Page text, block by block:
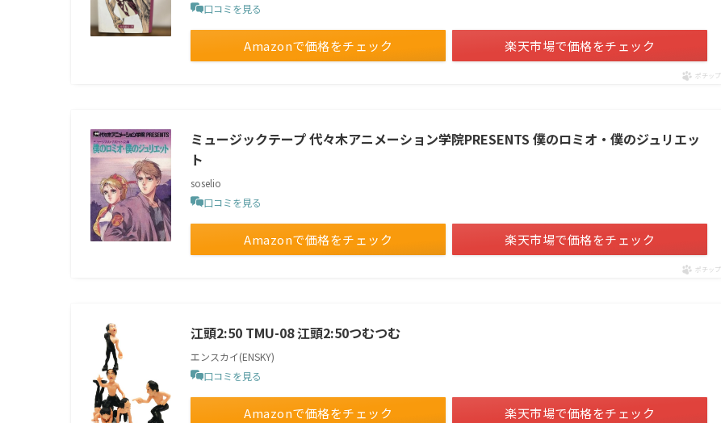
口コミを見る
Amazonで価格をチェック 楽天市場で価格をチェック
ポチップ
ミュージックテープ 代々木アニメーション学院PRESENTS 僕のロミオ・僕のジュリエッ
ト
soselio
口コミを見る
Amazonで価格をチェック 楽天市場で価格をチェック
ポチップ
江頭2:50 TMU-08 江頭2:50つむつむ
エンスカイ(ENSKY)
口コミを見る
Amazonで価格をチェック 楽天市場で価格をチェック